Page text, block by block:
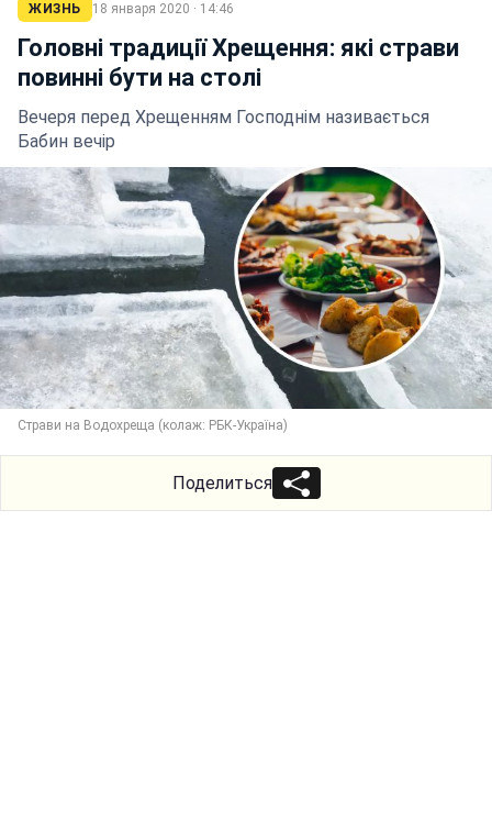
ЖИЗНЬ 18 января 2020 · 14:46
Головні традиції Хрещення: які страви
повинні бути на столі
Вечеря перед Хрещенням Господнім називається
Бабин вечір
Страви на Водохреща (колаж: РБК-Україна)
Поделиться